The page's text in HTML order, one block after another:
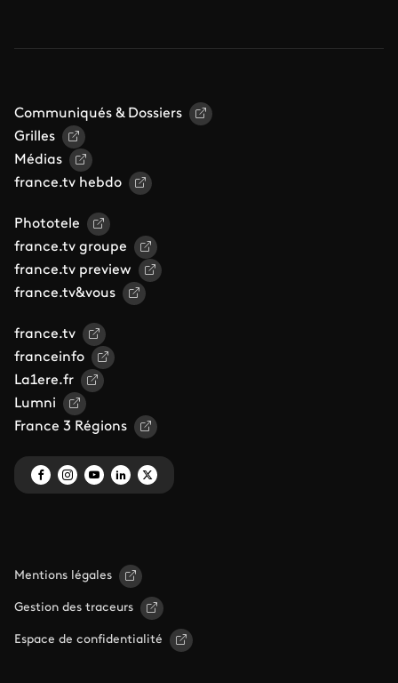
Communiqués & Dossiers
Grilles
Médias
france.tv hebdo
Phototele
france.tv groupe
france.tv preview
france.tv&vous
france.tv
franceinfo
La1ere.fr
Lumni
France 3 Régions
Mentions légales
Gestion des traceurs
Espace de confidentialité